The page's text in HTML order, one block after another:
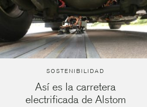
SOSTENIBILIDAD
Así es la carretera
electrificada de Alstom